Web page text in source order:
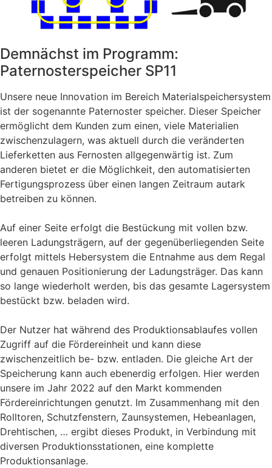
Demnächst im Programm:
Paternosterspeicher SP11
Unsere neue Innovation im Bereich Materialspeichersystem
ist der sogenannte Paternoster speicher. Dieser Speicher
ermöglicht dem Kunden zum einen, viele Materialien
zwischenzulagern, was aktuell durch die veränderten
Lieferketten aus Fernosten allgegenwärtig ist. Zum
anderen bietet er die Möglichkeit, den automatisierten
Fertigungsprozess über einen langen Zeitraum autark
betreiben zu können.
Auf einer Seite erfolgt die Bestückung mit vollen bzw.
leeren Ladungsträgern, auf der gegenüberliegenden Seite
erfolgt mittels Hebersystem die Entnahme aus dem Regal
und genauen Positionierung der Ladungsträger. Das kann
so lange wiederholt werden, bis das gesamte Lagersystem
bestückt bzw. beladen wird.
Der Nutzer hat während des Produktionsablaufes vollen
Zugriff auf die Fördereinheit und kann diese
zwischenzeitlich be- bzw. entladen. Die gleiche Art der
Speicherung kann auch ebenerdig erfolgen. Hier werden
unsere im Jahr 2022 auf den Markt kommenden
Fördereinrichtungen genutzt. Im Zusammenhang mit den
Rolltoren, Schutzfenstern, Zaunsystemen, Hebeanlagen,
Drehtischen, … ergibt dieses Produkt, in Verbindung mit
diversen Produktionsstationen, eine komplette
Produktionsanlage.